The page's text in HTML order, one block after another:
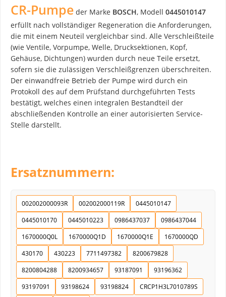
CR-Pumpe der Marke BOSCH, Modell 0445010147
erfüllt nach vollständiger Regeneration die Anforderungen,
die mit einem Neuteil vergleichbar sind. Alle Verschleißteile
(wie Ventile, Vorpumpe, Welle, Drucksektionen, Kopf,
Gehäuse, Dichtungen) wurden durch neue Teile ersetzt,
sofern sie die zulässigen Verschleißgrenzen überschreiten.
Der einwandfreie Betrieb der Pumpe wird durch ein
Protokoll des auf dem Prüfstand durchgeführten Tests
bestätigt, welches einen integralen Bestandteil der
abschließenden Kontrolle an einer autorisierten Service-
Stelle darstellt.
Ersatznummern:
002002000093R 002002000119R
0445010147
0445010170
0445010223 0986437037
0986437044
1670000Q0L
1670000Q1D 1670000Q1E
1670000QD
430170
430223 7711497382
8200679828
8200804288
8200934657 93187091
93196362
93197091
93198624 93198824
CRCP1H3L7010789S